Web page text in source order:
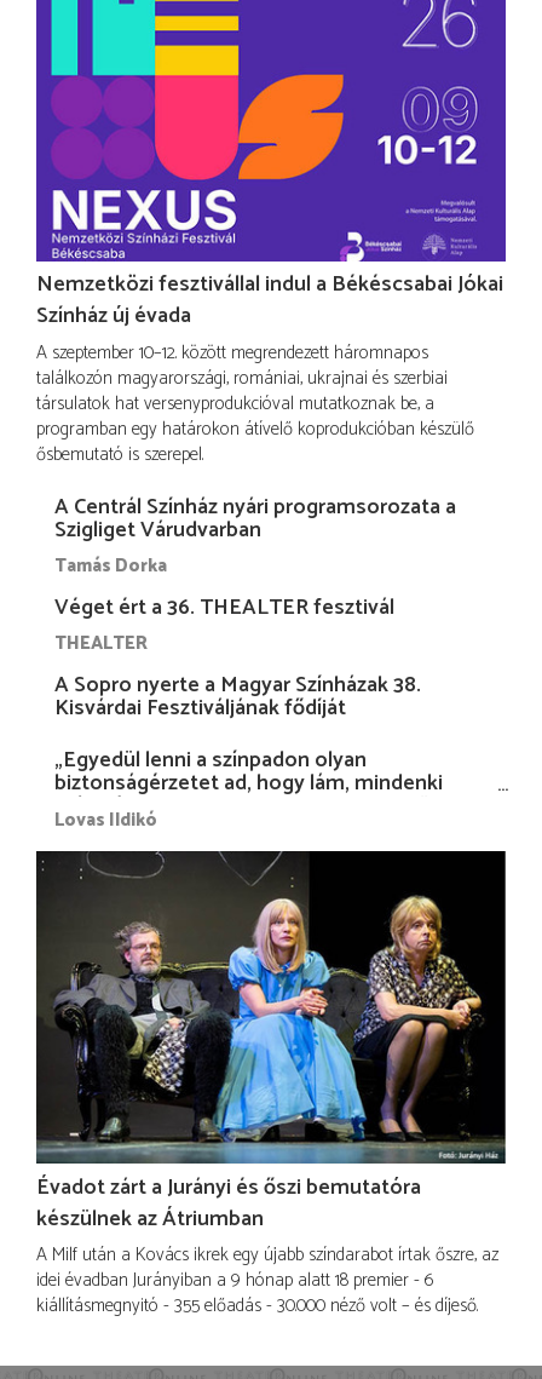
Nemzetközi fesztivállal indul a Békéscsabai Jókai
Színház új évada
A szeptember 10–12. között megrendezett háromnapos
találkozón magyarországi, romániai, ukrajnai és szerbiai
társulatok hat versenyprodukcióval mutatkoznak be, a
programban egy határokon átívelő koprodukcióban készülő
ősbemutató is szerepel.
A Centrál Színház nyári programsorozata a
Szigliget Várudvarban
Tamás Dorka
Véget ért a 36. THEALTER fesztivál
THEALTER
A Sopro nyerte a Magyar Színházak 38.
Kisvárdai Fesztiváljának fődíját
„Egyedül lenni a színpadon olyan
biztonságérzetet ad, hogy lám, mindenki
más nélkül is megvagyok magammal…”
Lovas Ildikó
Évadot zárt a Jurányi és őszi bemutatóra
készülnek az Átriumban
A Milf után a Kovács ikrek egy újabb színdarabot írtak őszre, az
idei évadban Jurányiban a 9 hónap alatt 18 premier - 6
kiállításmegnyitó - 355 előadás - 30.000 néző volt – és díjeső.